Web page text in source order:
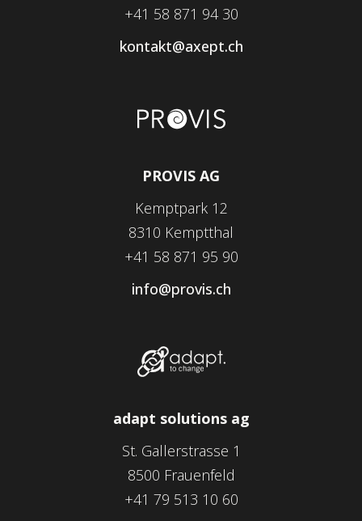
+41 58 871 94 30
kontakt@axept.ch
PROVIS AG
Kemptpark 12
8310 Kemptthal
+41 58 871 95 90
info@provis.ch
adapt solutions ag
St. Gallerstrasse 1
8500 Frauenfeld
+41 79 513 10 60